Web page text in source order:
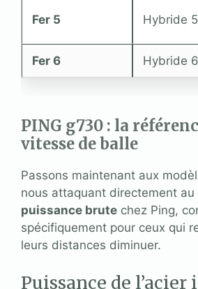
Fer 5 Hybride 5
Fer 6 Hybride 6
PING g730 : la
vitesse de balle
Passons maintenant aux
nous attaquant directement au
puissance brute chez Ping,
spécifiquement pour ceux qui
leurs distances diminuer.
Puissance de